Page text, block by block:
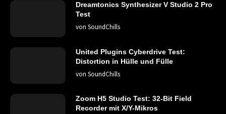
Dreamtonics Synthesizer V Studio 2 Pro
Test
von SoundChills
United Plugins Cyberdrive Test:
Distortion in Hülle und Fülle
von SoundChills
Zoom H5 Studio Test: 32-Bit Field
Recorder mit X/Y-Mikros